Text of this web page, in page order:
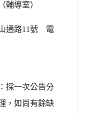
輔導室）
通路11號 電
採一次公告分
，如尚有餘缺